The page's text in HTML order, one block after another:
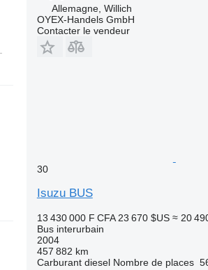
Allemagne, Willich
OYEX-Handels GmbH
Contacter le vendeur
30
Isuzu BUS
13 430 000 F CFA 23 670 $US ≈ 20
Bus interurbain
2004
457 882 km
Carburant diesel Nombre de places